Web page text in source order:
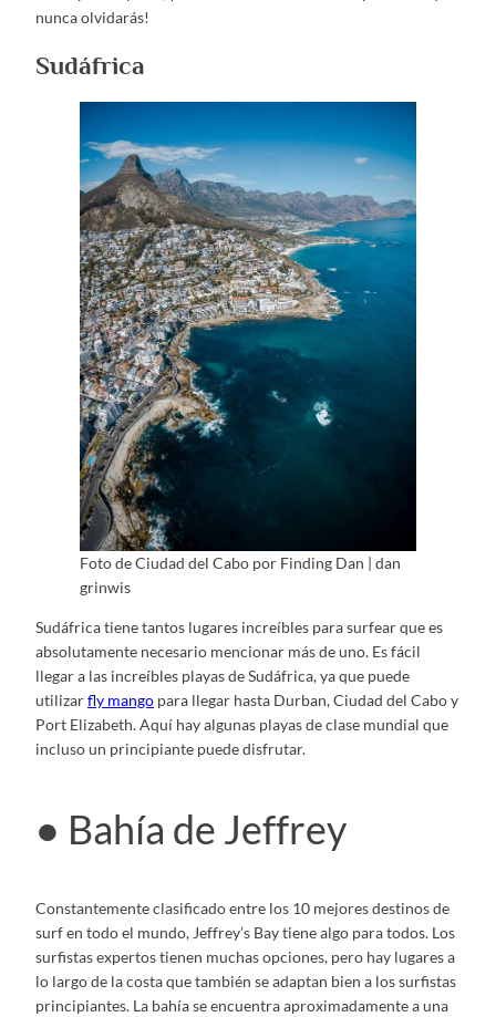
nunca olvidarás!
Sudáfrica
Foto de Ciudad del Cabo por Finding Dan | dan
grinwis
Sudáfrica tiene tantos lugares increíbles para surfear que es
absolutamente necesario mencionar más de uno. Es fácil
llegar a las increíbles playas de Sudáfrica, ya que puede
utilizarfly mango para llegar hasta Durban, Ciudad del Cabo y
Port Elizabeth. Aquí hay algunas playas de clase mundial que
incluso un principiante puede disfrutar.
● Bahía de Jeffrey
Constantemente clasificado entre los 10 mejores destinos de
surf en todo el mundo, Jeffrey’s Bay tiene algo para todos. Los
surfistas expertos tienen muchas opciones, pero hay lugares a
lo largo de la costa que también se adaptan bien a los surfistas
principiantes. La bahía se encuentra aproximadamente a una